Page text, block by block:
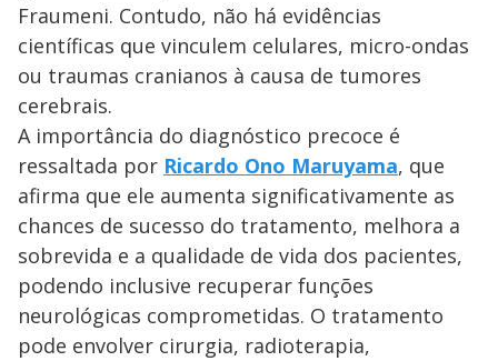
Fraumeni. Contudo, não há evidências
científicas que vinculem celulares, micro-ondas
ou traumas cranianos à causa de tumores
cerebrais.
A importância do diagnóstico precoce é
ressaltada por Ricardo Ono Maruyama, que
afirma que ele aumenta significativamente as
chances de sucesso do tratamento, melhora a
sobrevida e a qualidade de vida dos pacientes,
podendo inclusive recuperar funções
neurológicas comprometidas. O tratamento
pode envolver cirurgia, radioterapia,